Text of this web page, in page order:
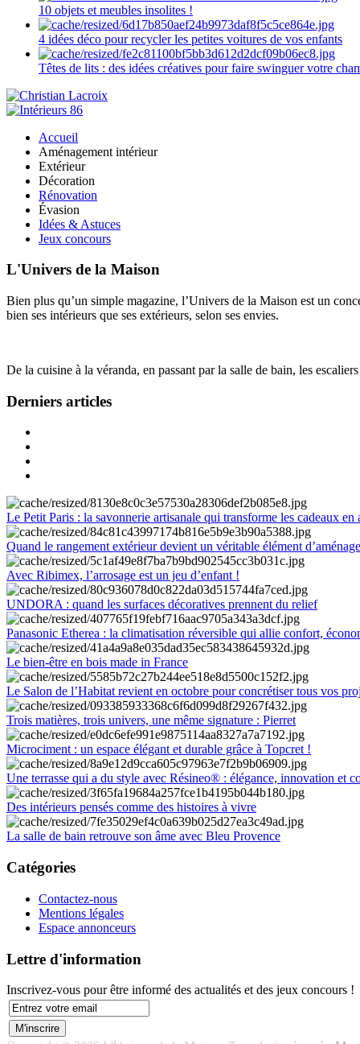
10 objets et meubles insolites !
4 idées déco pour recycler les petites voitures de vos enfants
Têtes de lits : des idées créatives pour faire swinguer votre
Accueil
Aménagement intérieur
Extérieur
Décoration
Rénovation
Évasion
Idées & Astuces
Jeux concours
L'Univers de la Maison
Bien plus qu’un simple magazine, l’Univers de la Maison est un
bien ses intérieurs que ses extérieurs, selon ses envies.
De la cuisine à la véranda, en passant par la salle de bain, les
Derniers articles
Le Petit Paris : la savonnerie artisanale qui transforme les cadeaux en
Quand le rangement extérieur devient un véritable élément
Avec Ribimex, l’arrosage est un jeu d’enfant !
UNDORA : quand les surfaces décoratives prennent du relief
Panasonic Etherea : la climatisation réversible qui allie confort,
Le bien-être en bois made in France
Le Salon de l’Habitat revient en octobre pour concrétiser tous vos
Trois matières, trois univers, une même signature : Pierret
Microciment : un espace élégant et durable grâce à Topcret !
Une terrasse qui a du style avec Résineo® : élégance, innovation et
Des intérieurs pensés comme des histoires à vivre
La salle de bain retrouve son âme avec Bleu Provence
Catégories
Contactez-nous
Mentions légales
Espace annonceurs
Lettre d'information
Inscrivez-vous pour être informé des actualités et des jeux concours !